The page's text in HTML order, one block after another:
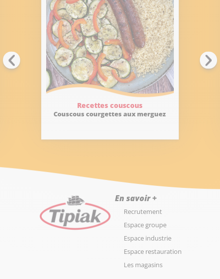
Recettes couscous
Couscous courgettes aux merguez
En savoir +
Recrutement
Espace groupe
Espace industrie
Espace restauration
Les magasins